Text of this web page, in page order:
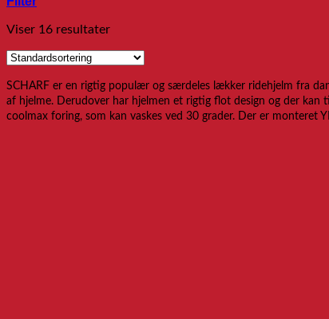
Viser 16 resultater
SCHARF er en rigtig populær og særdeles lækker ridehjelm fra
af hjelme. Derudover har hjelmen et rigtig flot design og der kan
coolmax foring, som kan vaskes ved 30 grader. Der er